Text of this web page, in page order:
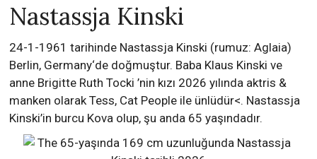
Nastassja Kinski
24-1-1961 tarihinde Nastassja Kinski (rumuz: Aglaia)
Berlin, Germany‘de doğmuştur. Baba Klaus Kinski ve
anne Brigitte Ruth Tocki ’nin kızı 2026 yılında aktris &
manken olarak Tess, Cat People ile ünlüdür<. Nastassja
Kinski’in burcu Kova olup, şu anda 65 yaşındadır.